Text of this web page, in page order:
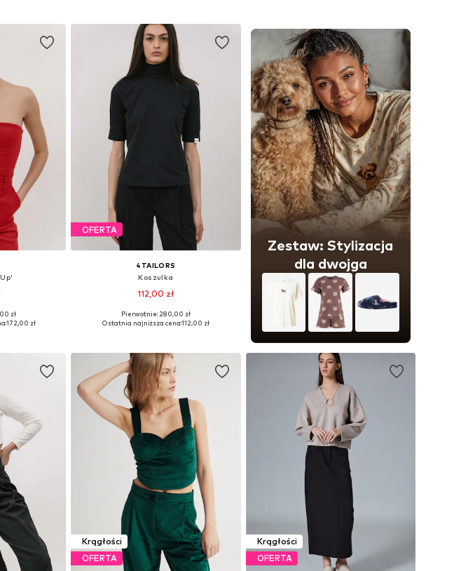
XXL, XXXL
zł
172,00 zł
OFERTA
4TAILORS
Koszulka
112,00 zł
Dostępne rozmiary: S
Pierwotnie: 280,00 zł
Ostatnia najniższa cena:112,00 zł
Zestaw: Stylizacja
dla dwojga
Krągłości
OFERTA
Krągłości
OFERTA